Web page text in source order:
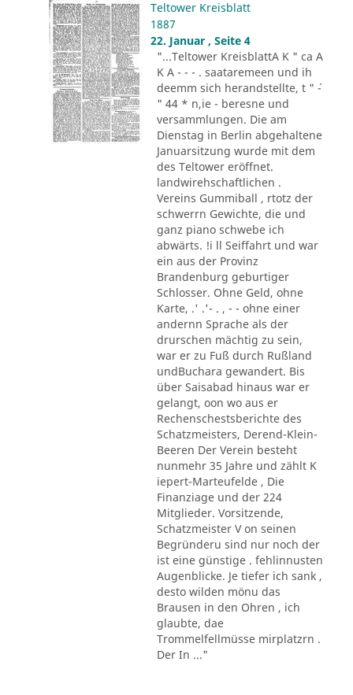
Teltower Kreisblatt
1887
22. Januar , Seite 4
"...Teltower KreisblattA K " ca A
K A - - - . saataremeen und ih
deemm sich herandstellte, t " ´-
" 44 * n,ie - beresne und
versammlungen. Die am
Dienstag in Berlin abgehaltene
Januarsitzung wurde mit dem
des Teltower eröffnet.
landwirehschaftlichen .
Vereins Gummiball , rtotz der
schwerrn Gewichte, die und
ganz piano schwebe ich
abwärts. !i ll Seiffahrt und war
ein aus der Provinz
Brandenburg geburtiger
Schlosser. Ohne Geld, ohne
Karte, .' .'- . , - - ohne einer
andernn Sprache als der
drurschen mächtig zu sein,
war er zu Fuß durch Rußland
undBuchara gewandert. Bis
über Saisabad hinaus war er
gelangt, oon wo aus er
Rechenschestsberichte des
Schatzmeisters, Derend-Klein-
Beeren Der Verein besteht
nunmehr 35 Jahre und zählt K
iepert-Marteufelde , Die
Finanziage und der 224
Mitglieder. Vorsitzende,
Schatzmeister V on seinen
Begründeru sind nur noch der
ist eine günstige . fehlinnusten
Augenblicke. Je tiefer ich sank ,
desto wilden mönu das
Brausen in den Ohren , ich
glaubte, dae
Trommelfellmüsse mirplatzrn .
Der In ..."